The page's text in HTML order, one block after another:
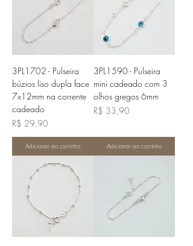
3PL1702 - Pulseira
búzios liso dupla face
7x12mm na corrente
cadeado
Preço
R$ 29,90
Adicionar ao carrinho
3PL1590 - Pulseira
mini cadeado com 3
olhos gregos 6mm
Preço
R$ 33,90
Adicionar ao carrinho